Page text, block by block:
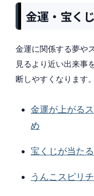
金運・宝く
金運に関係する夢や
見るより近い出来事
断しやすくなります。
金運が上がる
め
宝くじが当た
うんこスピリ